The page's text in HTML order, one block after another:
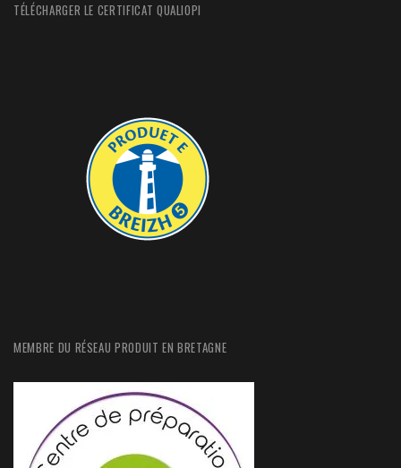
TÉLÉCHARGER LE CERTIFICAT QUALIOPI
MEMBRE DU RÉSEAU PRODUIT EN BRETAGNE